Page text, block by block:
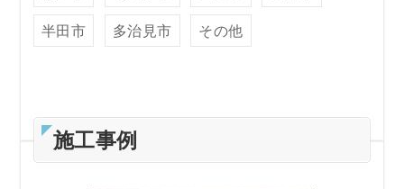
半田市 多治見市 その他
施工事例